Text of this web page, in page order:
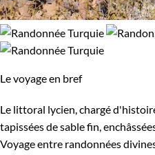
Le voyage en bref
Le littoral lycien, chargé
tapissées de sable fin,
Voyage entre randonnées